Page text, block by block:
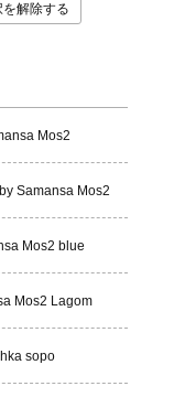
を解除する
Mos2
Samansa Mos2
Mos2 blue
Mos2 Lagom
sopo